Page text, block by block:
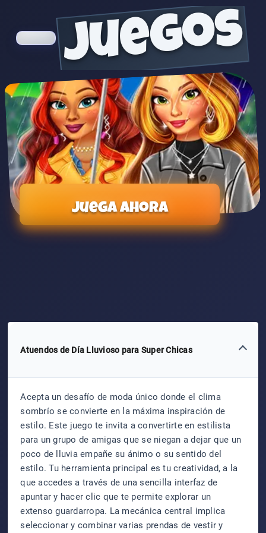
juegos
Juega ahora
Atuendos de Día Lluvioso para Super Chicas
Acepta un desafío de moda único donde el clima
sombrío se convierte en la máxima inspiración de
estilo. Este juego te invita a convertirte en estilista
para un grupo de amigas que se niegan a dejar que un
poco de lluvia empañe su ánimo o su sentido del
estilo. Tu herramienta principal es tu creatividad, a la
que accedes a través de una sencilla interfaz de
apuntar y hacer clic que te permite explorar un
extenso guardarropa. La mecánica central implica
seleccionar y combinar varias prendas de vestir y